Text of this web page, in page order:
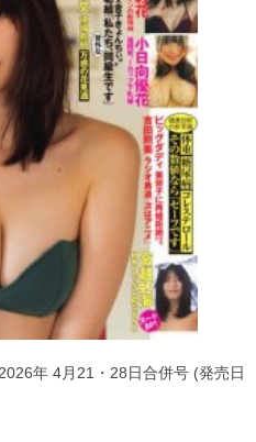
年 4月21・28日合併号 (発売日